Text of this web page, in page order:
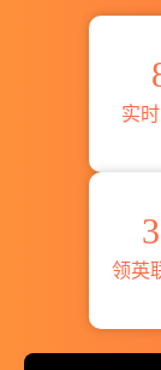
实
领英